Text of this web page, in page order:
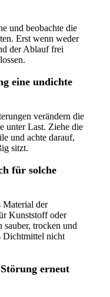
und beobachte die
Erst wenn weder
der Ablauf frei
eine undichte
verändern die
unter Last. Ziehe die
und achte darauf,
sitzt.
für solche
Material der
Kunststoff oder
trocken und
Dichtmittel nicht
erneut